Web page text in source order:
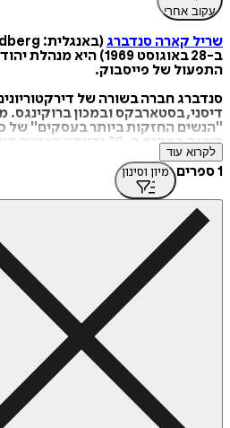
עקוב אחרי
שריל קארה סנדברג
ב-28 באוגוסט 1969)
התפעול של פייסבוק.
סנדברג חברה בשורה של
דיסני, בסטארבקס ובמכון ברוקינגס.
הנשים החזקות ביותר בעולם" של
לקרוא עוד
1 ספרים מיון וסינון